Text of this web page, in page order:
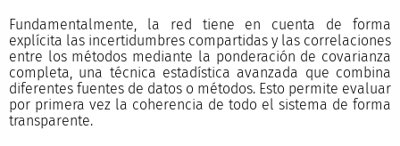
Fundamentalmente, la red tiene en cuenta de forma
explícita las incertidumbres compartidas y las correlaciones
entre los métodos mediante la ponderación de covarianza
completa, una técnica estadística avanzada que combina
diferentes fuentes de datos o métodos. Esto permite evaluar
por primera vez la coherencia de todo el sistema de forma
transparente.